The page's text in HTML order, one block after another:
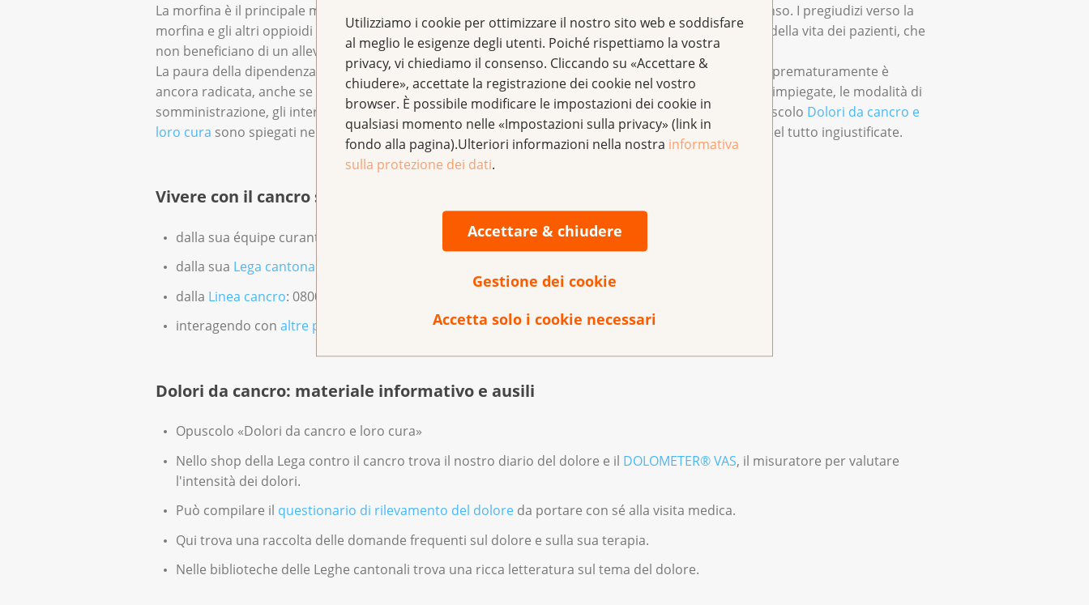
Utilizziamo i cookie per ottimizzare il nostro sito web e soddisfare
al meglio le esigenze degli utenti. Poiché rispettiamo la vostra
privacy, vi chiediamo il consenso. Cliccando su «Accettare &
chiudere», accettate la registrazione dei cookie nel vostro
browser. È possibile modificare le impostazioni dei cookie in
qualsiasi momento nelle «Impostazioni sulla privacy» (link in
fondo alla pagina).Ulteriori informazioni nella nostra informativa
sulla protezione dei dati.
Accettare & chiudere
Gestione dei cookie
Accetta solo i cookie necessari
La morfina è il principale medicamento per trattare il dolore di origine tumorale, da moderato a intenso. I pregiudizi verso la
morfina e gli altri oppioidi continuano a essere molto diffusi, con conseguenze negative sulla qualità della vita dei pazienti, che
non beneficiano di un alleviamento sufficiente del dolore.
La paura della dipendenza, di forti effetti collaterali, di sviluppare sonnolenza e indolenza o di morire prematuramente è
ancora radicata, anche se risale a tempi ormai passati. Oggi sono radicalmente cambiate le sostanze impiegate, le modalità di
somministrazione, gli intervalli di dosaggio e le misure di prevenzione degli effetti collaterali. Nell'opuscolo Dolori da cancro e
loro cura sono spiegati nel dettaglio i motivi per cui questi pregiudizi sono superati e le paure quasi del tutto ingiustificate.
Vivere con il cancro senza dolori. Si faccia consigliare:
dalla sua équipe curante
dalla sua Lega cantonale contro il cancro
dalla Linea cancro: 0800 11 88 11
interagendo con altre persone colpite
Dolori da cancro: materiale informativo e ausili
Opuscolo «Dolori da cancro e loro cura»
Nello shop della Lega contro il cancro trova il nostro diario del dolore e il DOLOMETER® VAS, il misuratore per valutare
l'intensità dei dolori.
Può compilare il questionario di rilevamento del dolore da portare con sé alla visita medica.
Qui trova una raccolta delle domande frequenti sul dolore e sulla sua terapia.
Nelle biblioteche delle Leghe cantonali trova una ricca letteratura sul tema del dolore.